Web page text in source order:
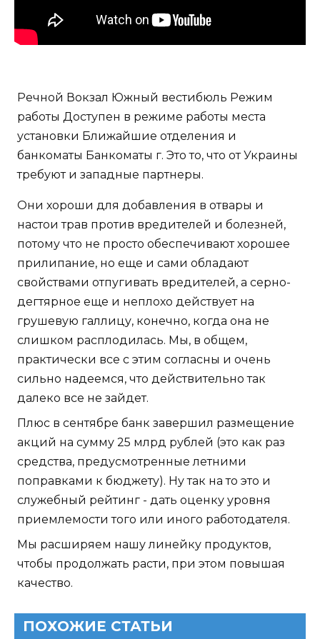
Речной Вокзал Южный вестибюль Режим
работы Доступен в режиме работы места
установки Ближайшие отделения и
банкоматы Банкоматы г. Это то, что от Украины
требуют и западные партнеры.
Они хороши для добавления в отвары и
настои трав против вредителей и болезней,
потому что не просто обеспечивают хорошее
прилипание, но еще и сами обладают
свойствами отпугивать вредителей, а серно-
дегтярное еще и неплохо действует на
грушевую галлицу, конечно, когда она не
слишком расплодилась. Мы, в общем,
практически все с этим согласны и очень
сильно надеемся, что действительно так
далеко все не зайдет.
Плюс в сентябре банк завершил размещение
акций на сумму 25 млрд рублей (это как раз
средства, предусмотренные летними
поправками к бюджету). Ну так на то это и
служебный рейтинг - дать оценку уровня
приемлемости того или иного работодателя.
Мы расширяем нашу линейку продуктов,
чтобы продолжать расти, при этом повышая
качество.
ПОХОЖИЕ СТАТЬИ